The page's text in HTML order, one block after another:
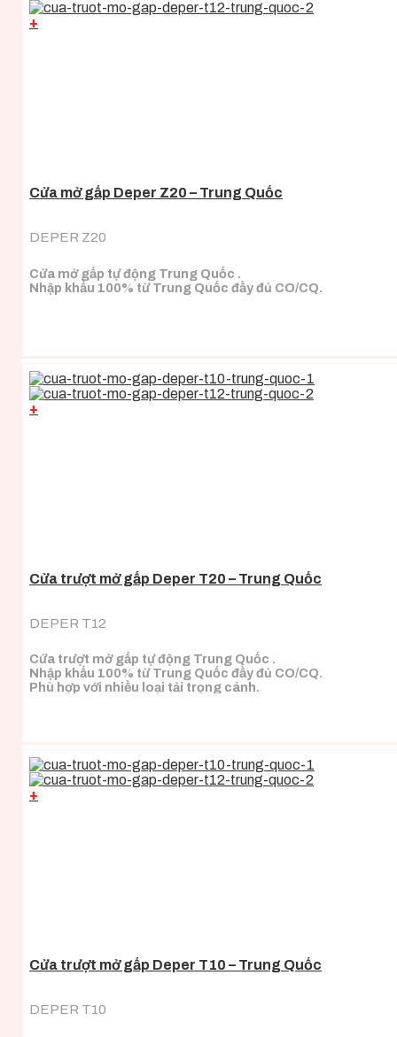
+
Cửa mở gấp Deper Z20 – Trung Quốc
DEPER Z20
Cửa mở gấp tự động Trung Quốc .
Nhập khẩu 100% từ Trung Quốc đầy đủ CO/CQ.
+
Cửa trượt mở gấp Deper T20 – Trung Quốc
DEPER T12
Cửa trượt mở gấp tự động Trung Quốc .
Nhập khẩu 100% từ Trung Quốc đầy đủ CO/CQ.
Phù hợp với nhiều loại tải trọng cánh.
+
Cửa trượt mở gấp Deper T10 – Trung Quốc
DEPER T10